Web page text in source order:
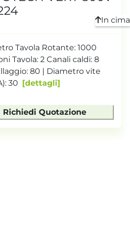
Tavola Rotante: 1000
Tavola: 2 Canali caldi: 8
80 | Diametro vite
30
dettagli
Richiedi Quotazione
In cima